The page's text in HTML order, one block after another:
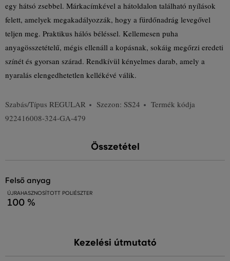
egy hátsó zsebbel. Márkacímkével a hátoldalon található nyílások
felett, amelyek megakadályozzák, hogy a fürdőnadrág levegővel
teljen meg. Praktikus hálós béléssel. Kellemesen puha
anyagösszetételű, mégis ellenáll a kopásnak, sokáig megőrzi eredeti
színét és gyorsan szárad. Rendkívül kényelmes darab, amely a
nyaralás elengedhetetlen kellékévé válik.
Szabás/Típus REGULAR Szezon: SS24
Termék kódja
922416008-324-GA-479
Összetétel
felső anyag
ÚJRAHASZNOSÍTOTT POLIÉSZTER
100 %
Kezelési útmutató